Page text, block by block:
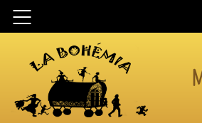
Aller au contenu